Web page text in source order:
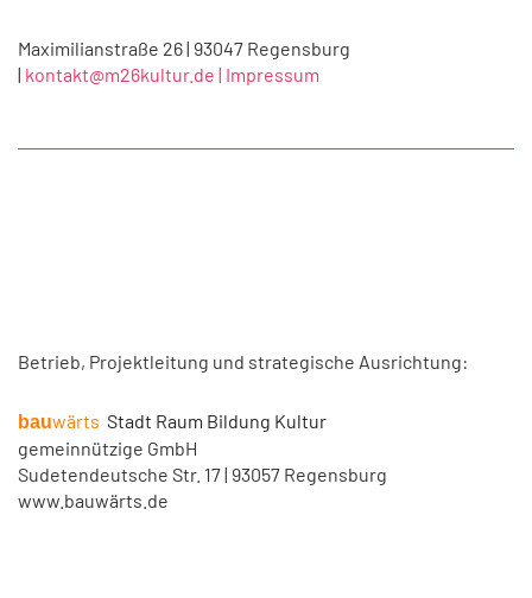
Maximilianstraße 26 | 93047 Regensburg
| kontakt@m26kultur.de | Impressum
Betrieb, Projektleitung und strategische Ausrichtung:
bauwärts Stadt Raum Bildung Kultur
gemeinnützige GmbH
Sudetendeutsche Str. 17 | 93057 Regensburg
www.bauwärts.de